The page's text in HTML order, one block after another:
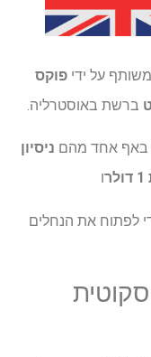
על ידי פוקס
ברשת באוסטרליה.
ניסיון
ו
לפתוח את הנחלים